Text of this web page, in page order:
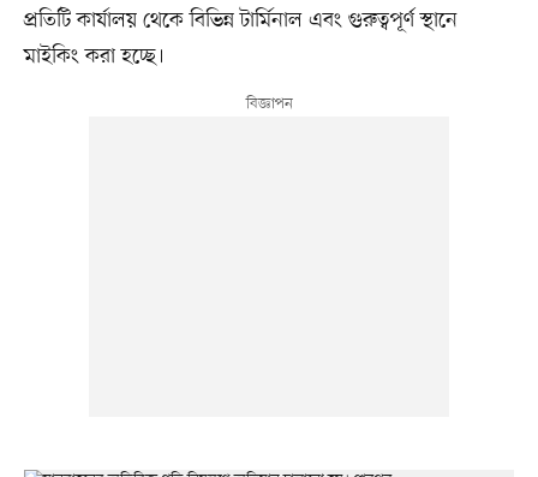
প্রতিটি কার্যালয় থেকে বিভিন্ন টার্মিনাল এবং গুরুত্বপূর্ণ স্থানে
মাইকিং করা হচ্ছে।